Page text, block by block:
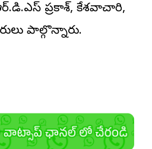
ప్రకాశ్‌, కేశవాచారి,
పాల్గొన్నారు.